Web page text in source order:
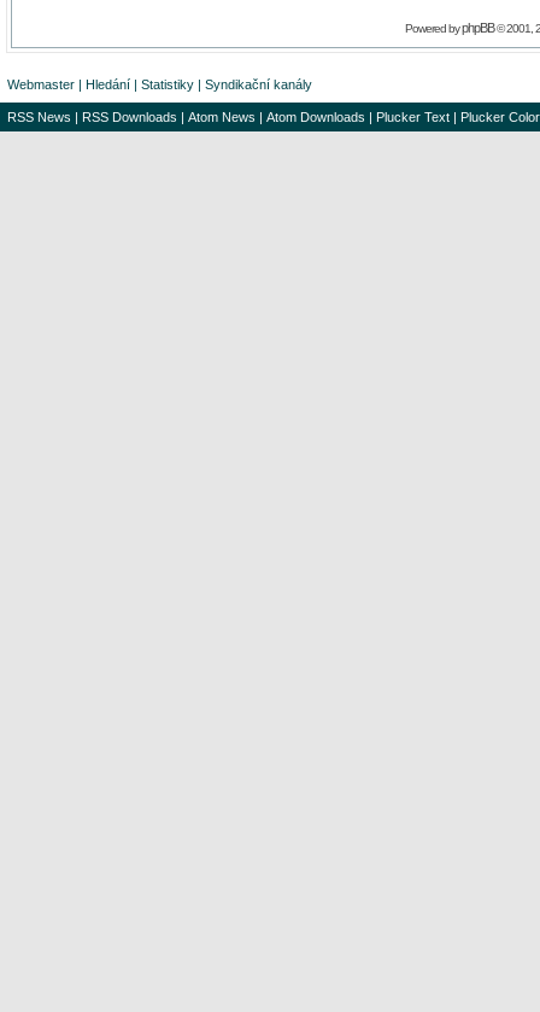
Powered byphpBB© 2001,
Webmaster | Hledání | Statistiky | Syndikační kanály
RSS News | RSS Downloads | Atom News | Atom Downloads | Plucker Text | Plucker Color